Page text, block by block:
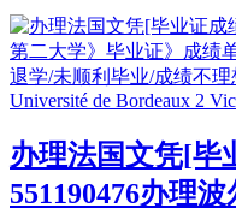
办理法国文凭[毕
551190476办理